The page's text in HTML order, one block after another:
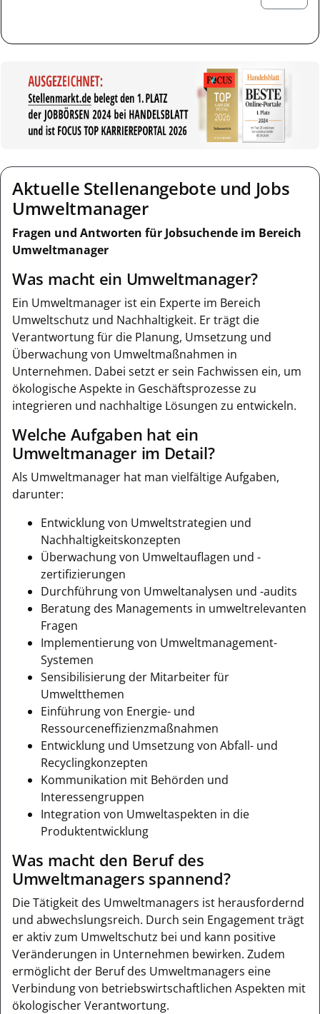
Aktuelle Stellenangebote und Jobs
Umweltmanager
Fragen und Antworten für Jobsuchende im Bereich
Umweltmanager
Was macht ein Umweltmanager?
Ein Umweltmanager ist ein Experte im Bereich
Umweltschutz und Nachhaltigkeit. Er trägt die
Verantwortung für die Planung, Umsetzung und
Überwachung von Umweltmaßnahmen in
Unternehmen. Dabei setzt er sein Fachwissen ein, um
ökologische Aspekte in Geschäftsprozesse zu
integrieren und nachhaltige Lösungen zu entwickeln.
Welche Aufgaben hat ein
Umweltmanager im Detail?
Als Umweltmanager hat man vielfältige Aufgaben,
darunter:
Entwicklung von Umweltstrategien und
Nachhaltigkeitskonzepten
Überwachung von Umweltauflagen und -
zertifizierungen
Durchführung von Umweltanalysen und -audits
Beratung des Managements in umweltrelevanten
Fragen
Implementierung von Umweltmanagement-
Systemen
Sensibilisierung der Mitarbeiter für
Umweltthemen
Einführung von Energie- und
Ressourceneffizienzmaßnahmen
Entwicklung und Umsetzung von Abfall- und
Recyclingkonzepten
Kommunikation mit Behörden und
Interessengruppen
Integration von Umweltaspekten in die
Produktentwicklung
Was macht den Beruf des
Umweltmanagers spannend?
Die Tätigkeit des Umweltmanagers ist herausfordernd
und abwechslungsreich. Durch sein Engagement trägt
er aktiv zum Umweltschutz bei und kann positive
Veränderungen in Unternehmen bewirken. Zudem
ermöglicht der Beruf des Umweltmanagers eine
Verbindung von betriebswirtschaftlichen Aspekten mit
ökologischer Verantwortung.